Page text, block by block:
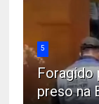
5
Foragido
preso na